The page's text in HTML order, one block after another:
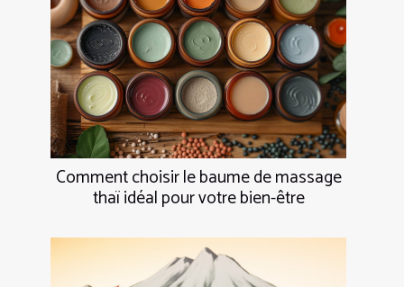
Comment choisir le baume de massage
thaï idéal pour votre bien-être